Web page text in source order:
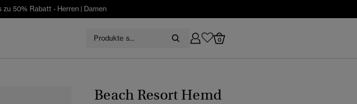
zu 50% Rabatt - Herren | Damen
0
Beach Resort Hemd